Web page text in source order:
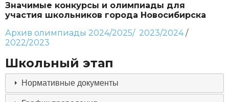
Значимые конкурсы и олимпиады для
участия школьников города Новосибирска
Архив олимпиады 2024/2025/ 2023/2024/
2022/2023
Школьный этап
Нормативные документы